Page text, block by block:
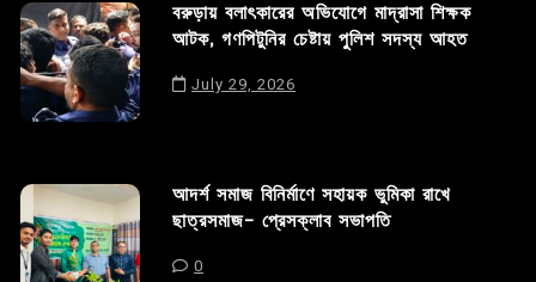
বরুড়ায় বলাৎকারের অভিযোগে মাদ্রাসা শিক্ষক
আটক, গণপিটুনির চেষ্টায় পুলিশ সদস্য আহত
July 29, 2026
আদর্শ সমাজ বিনির্মাণে সহায়ক ভুমিকা রাখে
ছাত্রসমাজ- প্রেসক্লাব সভাপতি
0